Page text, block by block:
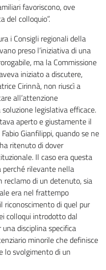
favoriscono, ove
del colloquio”.
i Consigli regionali della
preso l’iniziativa di una
ma la Commissione
iniziato a discutere,
Cirinnà, non riuscì a
all’attenzione
legislativa efficace.
aperto e giustamente il
Gianfilippi, quando se ne
ritenuto di dover
Il caso era questa
rilevante nella
reclamo di un detenuto, sia
era nel frattempo
riconoscimento di quel pur
colloqui introdotto dal
disciplina specifica
minorile che definisce
lo svolgimento di un